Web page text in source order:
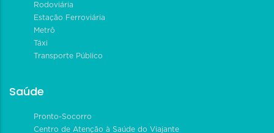
Rodoviária
Estação Ferroviária
Metrô
Táxi
Transporte Público
Saúde
Pronto-Socorro
Centro de Atenção à Saúde do Viajante